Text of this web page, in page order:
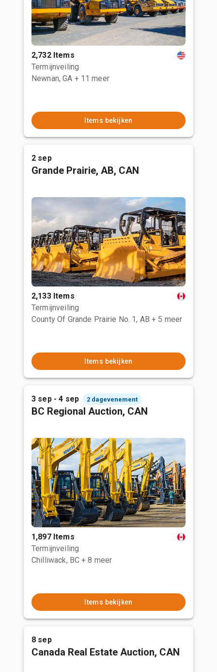
2,732 Items
Termijnveiling
Newnan, GA + 11 meer
Items bekijken
2 sep
Grande Prairie, AB, CAN
2,133 Items
Termijnveiling
County Of Grande Prairie No. 1, AB + 5 meer
Items bekijken
3 sep - 4 sep 2 dagevenement
BC Regional Auction, CAN
1,897 Items
Termijnveiling
Chilliwack, BC + 8 meer
Items bekijken
8 sep
Canada Real Estate Auction, CAN